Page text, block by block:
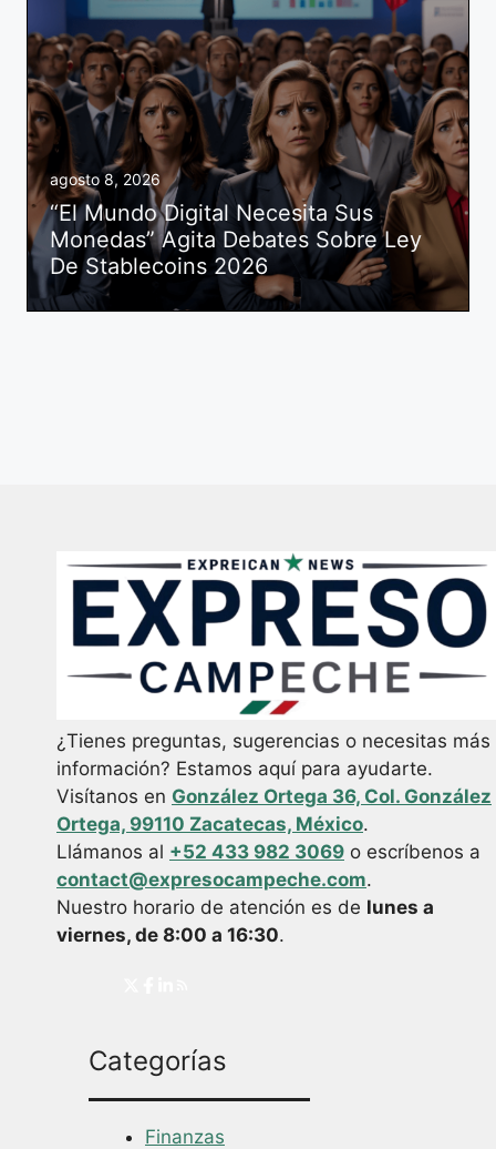
agosto 8, 2026
“El Mundo Digital Necesita Sus
Monedas” Agita Debates Sobre Ley
De Stablecoins 2026
¿Tienes preguntas, sugerencias o necesitas más
información? Estamos aquí para ayudarte.
Visítanos en González Ortega 36, Col. González
Ortega, 99110 Zacatecas, México.
Llámanos al +52 433 982 3069 o escríbenos a
contact@expresocampeche.com.
Nuestro horario de atención es de lunes a
viernes, de 8:00 a 16:30.
Categorías
Finanzas